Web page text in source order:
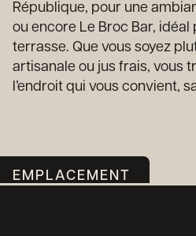
République, pour une
ou encore Le Broc Bar, idéal
terrasse. Que vous soyez
artisanale ou jus frais, vous
l’endroit qui vous convient,
EMPLACEMENT